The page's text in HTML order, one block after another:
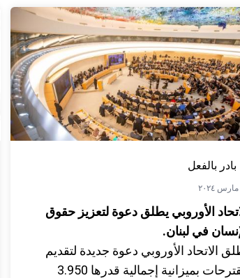
والتعافي، بالإضافة إلى دعم منظمات
المرأة المحلية والشبابية من خلال
المؤسسي.
بادر بالفعل
الأوروبي يطلق دعوة لتعزيز حقوق
في لبنان.
الاتحاد الأوروبي دعوة جديدة لتقديم
مقترحات بميزانية إجمالية قدرها 3.950